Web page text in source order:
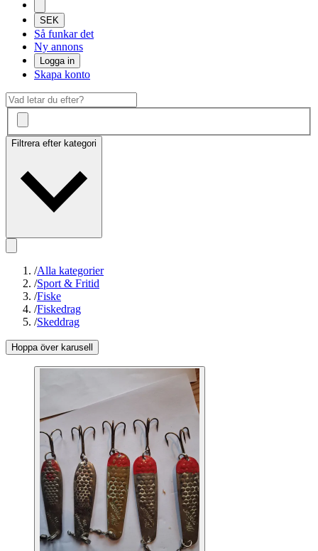
SEK
Så funkar det
Ny annons
Logga in
Skapa konto
Filtrera efter kategori
/Alla kategorier
/Sport & Fritid
/Fiske
/Fiskedrag
/Skeddrag
Hoppa över karusell